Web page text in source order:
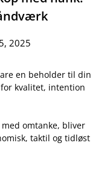
2025
en beholder til din
kvalitet, intention
omtanke, bliver
taktil og tidløst